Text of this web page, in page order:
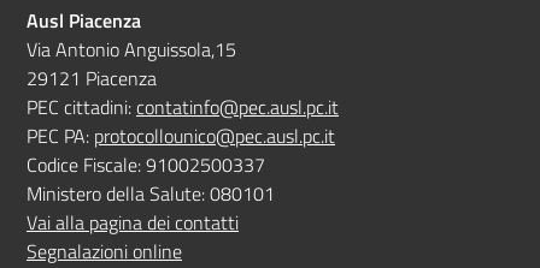
Ausl Piacenza
Via Antonio Anguissola,15
29121 Piacenza
PEC cittadini:contatinfo@pec.ausl.pc.it
PEC PA: protocollounico@pec.ausl.pc.it
Codice Fiscale: 91002500337
Ministero della Salute: 080101
Vai alla pagina dei contatti
Segnalazioni online